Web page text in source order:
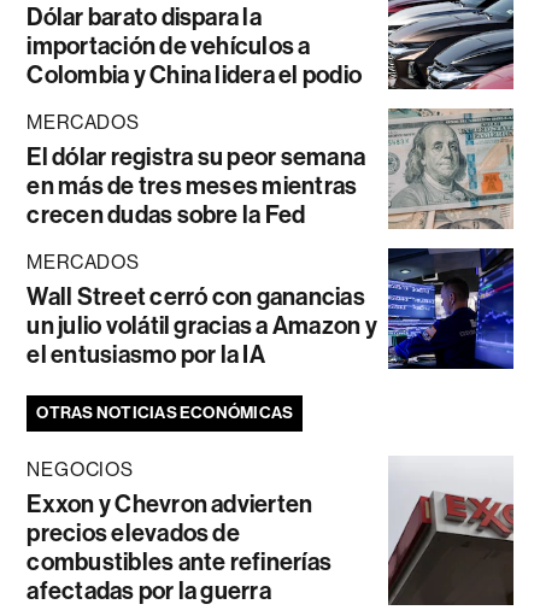
Dólar barato dispara la
importación de vehículos a
Colombia y China lidera el podio
MERCADOS
El dólar registra su peor semana
en más de tres meses mientras
crecen dudas sobre la Fed
MERCADOS
Wall Street cerró con ganancias
un julio volátil gracias a Amazon y
el entusiasmo por la IA
OTRAS NOTICIAS ECONÓMICAS
NEGOCIOS
Exxon y Chevron advierten
precios elevados de
combustibles ante refinerías
afectadas por la guerra